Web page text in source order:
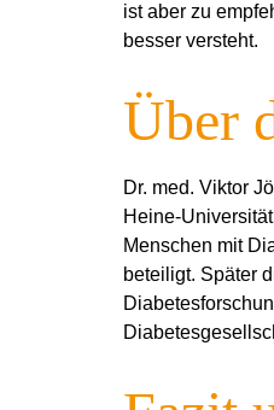
ist aber zu
besser versteht.
Über
Dr. med. Viktor
Heine-
Menschen mit
beteiligt. Später